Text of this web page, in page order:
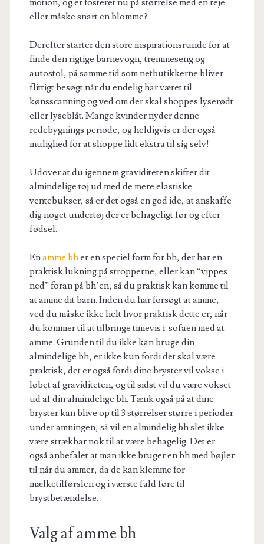
motion, og er fosteret nu på størrelse med en reje
eller måske snart en blomme?
Derefter starter den store inspirationsrunde for at
finde den rigtige barnevogn, tremmeseng og
autostol, på samme tid som netbutikkerne bliver
flittigt besøgt når du endelig har været til
kønsscanning og ved om der skal shoppes lyserødt
eller lyseblåt. Mange kvinder nyder denne
redebygnings periode, og heldigvis er der også
mulighed for at shoppe lidt ekstra til sig selv!
Udover at du igennem graviditeten skifter dit
almindelige tøj ud med de mere elastiske
ventebukser, så er det også en god ide, at anskaffe
dig noget undertøj der er behageligt før og efter
fødsel.
Enamme bher en speciel form for bh, der har en
praktisk lukning på stropperne, eller kan “vippes
ned” foran på bh’en, så du praktisk kan komme til
at amme dit barn. Inden du har forsøgt at amme,
ved du måske ikke helt hvor praktisk dette er, når
du kommer til at tilbringe timevis i sofaen med at
amme. Grunden til du ikke kan bruge din
almindelige bh, er ikke kun fordi det skal være
praktisk, det er også fordi dine bryster vil vokse i
løbet af graviditeten, og til sidst vil du være vokset
ud af din almindelige bh. Tænk også på at dine
bryster kan blive op til 3 størrelser større i perioder
under amningen, så vil en almindelig bh slet ikke
være strækbar nok til at være behagelig. Det er
også anbefalet at man ikke bruger en bh med bøjler
til når du ammer, da de kan klemme for
mælketilførslen og i værste fald føre til
brystbetændelse.
Valg af amme bh